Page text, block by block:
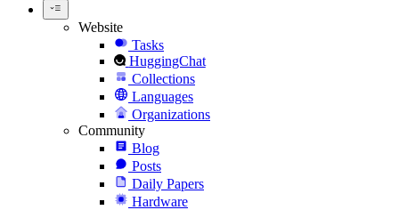
Website
Tasks
HuggingChat
Collections
Languages
Organizations
Community
Blog
Posts
Daily Papers
Hardware